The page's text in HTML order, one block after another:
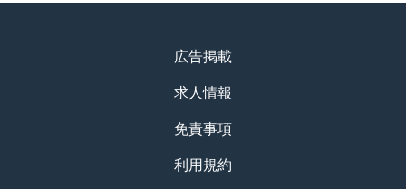
広告掲載
求人情報
免責事項
利用規約